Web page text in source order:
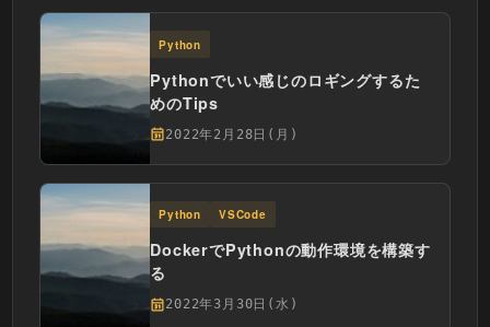
Python
Pythonでいい感じのロギングするた
めのTips
2022年2月28日(月)
Python VSCode
DockerでPythonの動作環境を構築す
る
2022年3月30日(水)